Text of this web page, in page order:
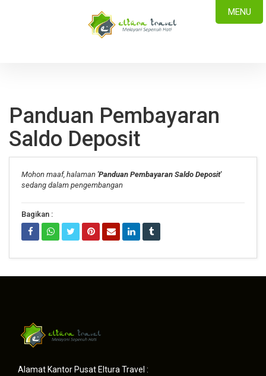
Panduan Pembayaran
Saldo Deposit
Mohon maaf, halaman 'Panduan Pembayaran Saldo Deposit'
sedang dalam pengembangan
Bagikan :
Alamat Kantor Pusat Eltura Travel :
MENU